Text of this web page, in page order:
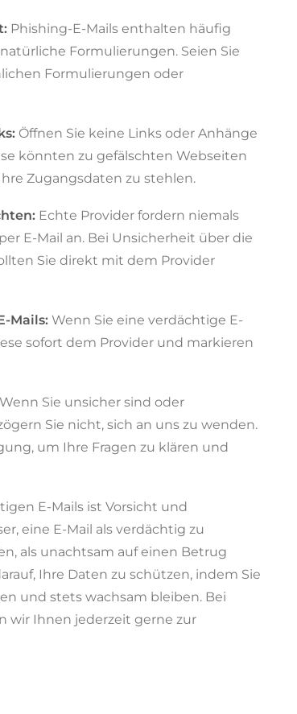
Phishing-E-Mails enthalten häufig
Formulierungen. Seien Sie
Formulierungen oder
Öffnen Sie keine Links oder Anhänge
könnten zu gefälschten Webseiten
Zugangsdaten zu stehlen.
Echte Provider fordern niemals
E-Mail an. Bei Unsicherheit über die
Sie direkt mit dem Provider
Mails:Wenn Sie eine verdächtige E-
sofort dem Provider und markieren
Sie unsicher sind oder
Sie nicht, sich an uns zu wenden.
um Ihre Fragen zu klären und
E-Mails ist Vorsicht und
eine E-Mail als verdächtig zu
als unachtsam auf einen Betrug
Ihre Daten zu schützen, indem Sie
und stets wachsam bleiben. Bei
wir Ihnen jederzeit gerne zur